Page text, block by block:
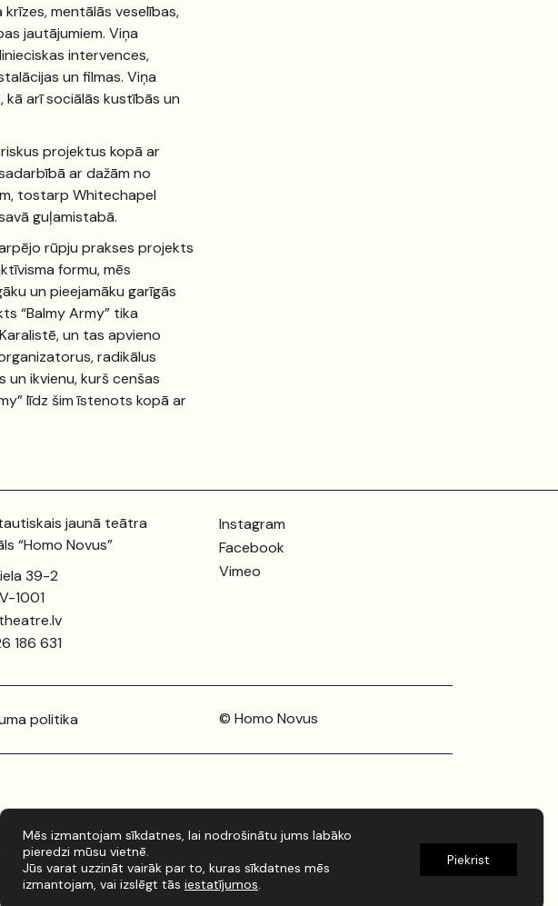
mentālās veselības,
jautājumiem. Viņa
intervences,
un filmas. Viņa
arī sociālās kustībās un
projektus kopā ar
ar dažām no
tostarp Whitechapel
guļamistabā.
rūpju prakses projekts
formu, mēs
un pieejamāku garīgās
“Balmy Army” tika
un tas apvieno
radikālus
ikvienu, kurš cenšas
līdz šim īstenots kopā ar
jaunā teātra
“Homo Novus”
39-2
1001
186 631
Instagram
Facebook
Vimeo
politika © Homo Novus
Izstrāde:
Mēs izmantojam sīkdatnes, lai nodrošinātu jums labāko
pieredzi mūsu vietnē.
Jūs varat uzzināt vairāk par to, kuras sīkdatnes mēs
izmantojam, vai izslēgt tās iestatījumos.
Piekrist